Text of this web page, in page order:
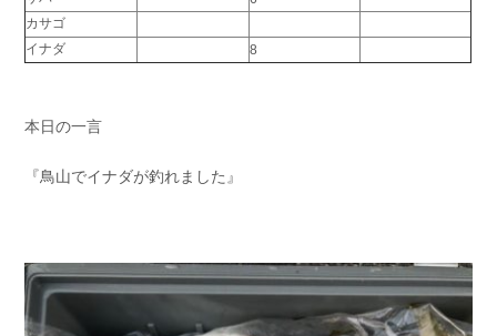
Shop Info. Blog
お問い合わせ 会社概要
採用情報
カサゴ
イナダ
8
本日の一言
『鳥山でイナダが釣れました』